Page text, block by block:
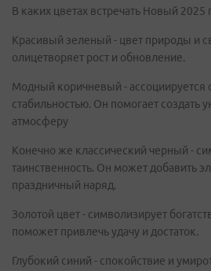
В каких цветах встречать Новый
Красивый зеленый - цвет природы и
олицетворяет рост и обновление.
Модный коричневый - ассоциируется
стабильностью. Он помогает создать
атмосферу
Конечно же классический черный -
таинственность. Он может добавить
праздничный наряд.
Золотой цвет - символизирует
поможет привлечь удачу и достаток.
Глубокий синий - спокойствие и